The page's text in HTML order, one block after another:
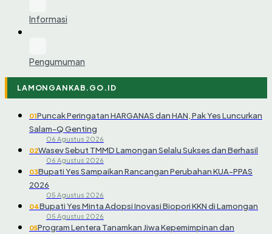
Informasi
Pengumuman
LAMONGANKAB.GO.ID
01Puncak Peringatan HARGANAS dan HAN, Pak Yes Luncurkan
Salam-Q Genting
06 Agustus 2026
02Wasev Sebut TMMD Lamongan Selalu Sukses dan Berhasil
06 Agustus 2026
03Bupati Yes Sampaikan Rancangan Perubahan KUA-PPAS
2026
05 Agustus 2026
04Bupati Yes Minta Adopsi Inovasi Biopori KKN di Lamongan
05 Agustus 2026
05Program Lentera Tanamkan Jiwa Kepemimpinan dan